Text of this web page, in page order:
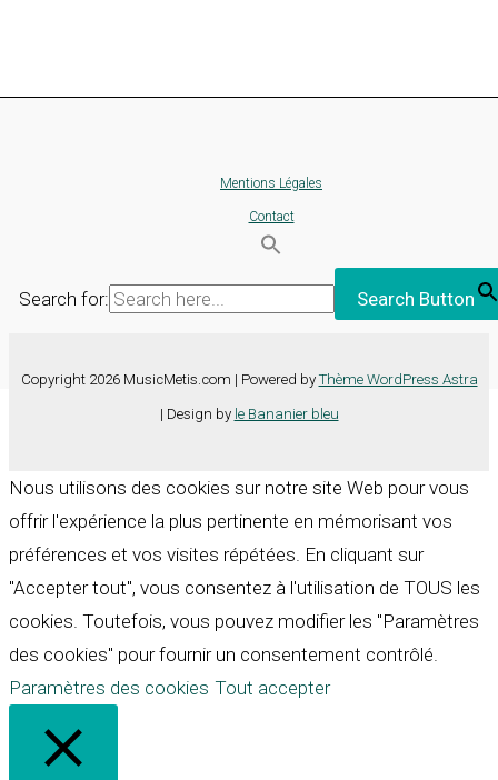
Mentions Légales
Contact
Search for: Search Button
Copyright 2026 MusicMetis.com | Powered by Thème WordPress Astra
| Design by le Bananier bleu
Nous utilisons des cookies sur notre site Web pour vous
offrir l'expérience la plus pertinente en mémorisant vos
préférences et vos visites répétées. En cliquant sur
"Accepter tout", vous consentez à l'utilisation de TOUS les
cookies. Toutefois, vous pouvez modifier les "Paramètres
des cookies" pour fournir un consentement contrôlé.
Paramètres des cookies Tout accepter